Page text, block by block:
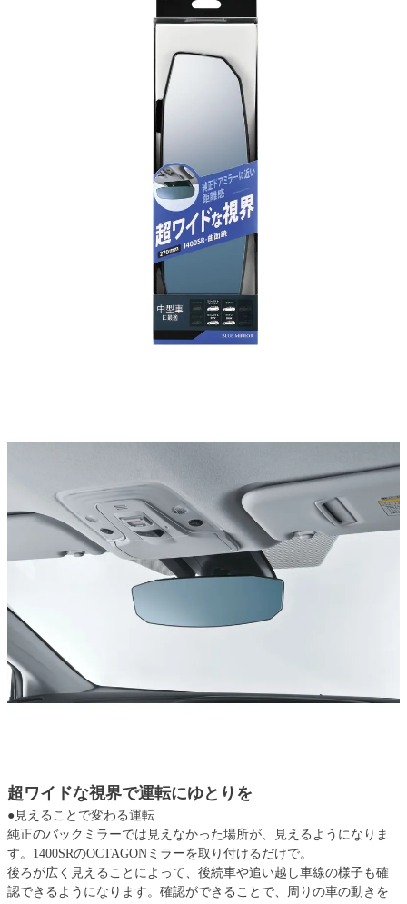
超ワイドな視界で運転にゆとりを
●見えることで変わる運転
純正のバックミラーでは見えなかった場所が、見えるようになりま
す。1400SRのOCTAGONミラーを取り付けるだけで。
後ろが広く見えることによって、後続車や追い越し車線の様子も確
認できるようになります。確認ができることで、周りの車の動きを